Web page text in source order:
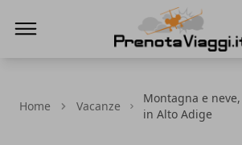
Home Vacanze
Montagna e
in Alto Adige